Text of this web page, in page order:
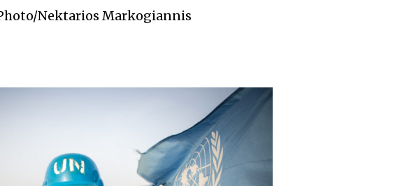
Nektarios Markogiannis